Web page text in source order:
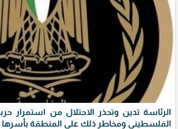
الرئاسة تدين وتحذر الاحتلال من استمرار
الفلسطيني ومخاطر ذلك على المنطقة بأسرها